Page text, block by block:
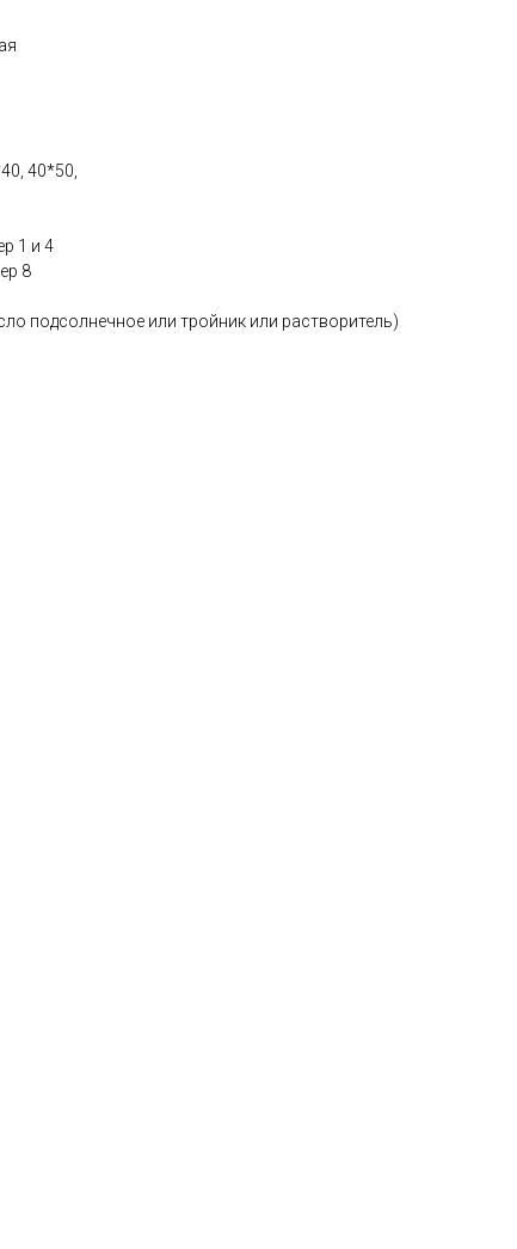
40*50,
1 и 4
8
подсолнечное или тройник или растворитель)